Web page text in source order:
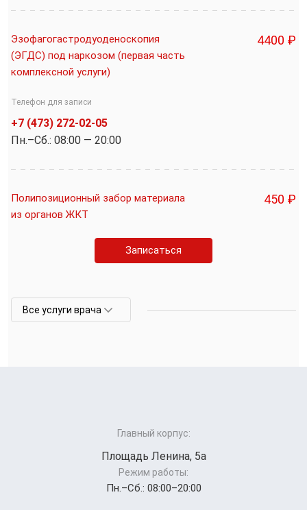
Эзофагогастродуоденоскопия
(ЭГДС) под наркозом (первая часть
комплексной услуги)
4400 ₽
Телефон для записи
+7 (473) 272-02-05
Пн.–Cб.: 08:00 — 20:00
Полипозиционный забор материала
из органов ЖКТ
450 ₽
Записаться
Все услуги врача
Главный корпус:
Площадь Ленина, 5а
Режим работы:
Пн.–Cб.: 08:00–20:00